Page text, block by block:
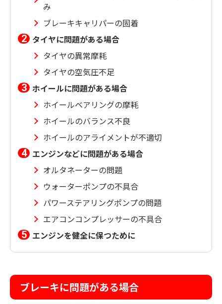
み
ブレーキキャリパーの固着
タイヤに問題がある場合
タイヤの異常摩耗
タイヤの空気圧不足
ホイールに問題がある場合
ホイールベアリングの摩耗
ホイールのバランス不良
ホイールのアライメントが不適切
エンジンなどに問題がある場合
オルタネーターの問題
ウォーターポンプの不具合
パワーステアリングポンプの問題
エアコンコンプレッサーの不具合
エンジンを健全に保つために
ブレーキに問題がある場合